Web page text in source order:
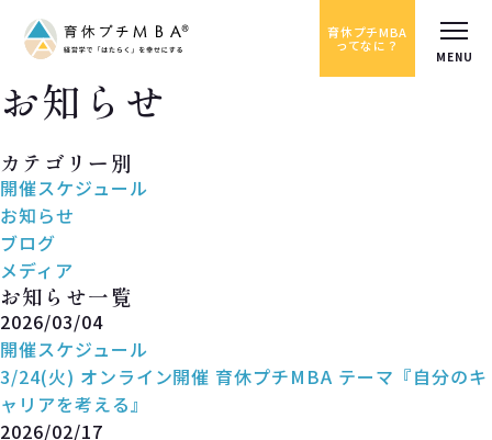
育休プチMBA
ってなに？
お知らせ
カテゴリー別
開催スケジュール
お知らせ
ブログ
メディア
お知らせ一覧
2026/03/04
開催スケジュール
3/24(火) オンライン開催 育休プチMBA テーマ『自分のキ
ャリアを考える』
2026/02/17